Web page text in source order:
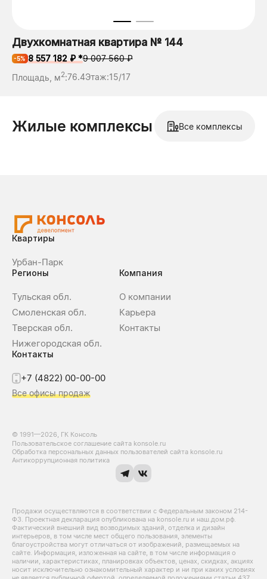
Двухкомнатная квартира № 144
-5% 8 557 182 ₽ *9 007 560 ₽
Площадь, м2:76.4Этаж:15/17
Жилые комплексы Все комплексы
Квартиры
Урбан-Парк
Регионы
Тульская обл.
Смоленская обл.
Тверская обл.
Нижегородская обл.
Компания
О компании
Карьера
Контакты
Контакты
+7 (4822) 00-00-00
Все офисы продаж
© 1991—2026, ГК Консоль
Пользовательское соглашение сайта konsole.ru
Обработка персональных данных пользователей сайта konsole.ru
Антикоррупционная политика
Продажи осуществляются в соответствии с Федеральным законом 214-
Ф3. Проектная декларация опубликована на konsole.ru и наш.дом.рф.
Фактический внешний вид возводимых зданий, отделка и дизайн
интерьеров, в том числе мест общего пользования, элементы
благоустройства могут отличаться от изображений, размещаемых на
сайте. Информация, изложенная на сайте, в том числе информация о
наличии, характеристиках, планировках объектов, ценах, скидках, акциях
носит исключительно ознакомительный характер и ни при каких условиях